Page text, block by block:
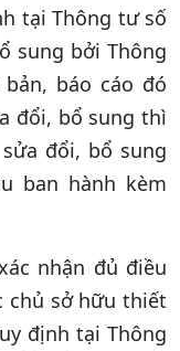
tại Thông tư số
sung bởi Thông
bản, báo cáo đó
đổi, bổ sung thì
đổi, bổ sung
ban hành kèm
nhận đủ điều
chủ sở hữu thiết
định tại Thông